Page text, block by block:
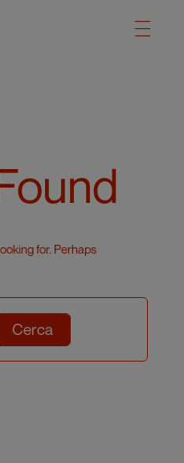
for. Perhaps